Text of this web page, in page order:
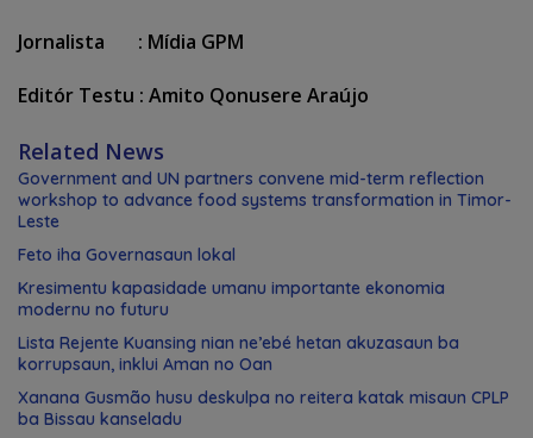
Jornalista : Mídia GPM
Editór Testu : Amito Qonusere Araújo
Related News
Government and UN partners convene mid-term reflection
workshop to advance food systems transformation in Timor-
Leste
Feto iha Governasaun lokal
Kresimentu kapasidade umanu importante ekonomia
modernu no futuru
Lista Rejente Kuansing nian ne’ebé hetan akuzasaun ba
korrupsaun, inklui Aman no Oan
Xanana Gusmão husu deskulpa no reitera katak misaun CPLP
ba Bissau kanseladu